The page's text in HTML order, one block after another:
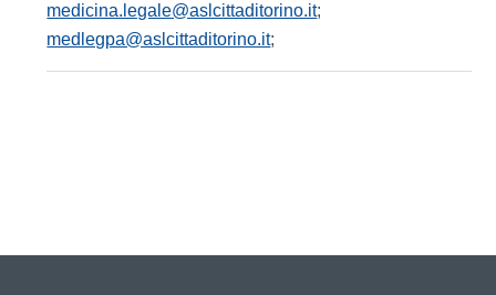
medicina.legale@aslcittaditorino.it;
medlegpa@aslcittaditorino.it;